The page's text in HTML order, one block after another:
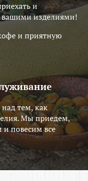
и
вашими изделиями!
и приятную
тем, как
Мы приедем,
повесим все